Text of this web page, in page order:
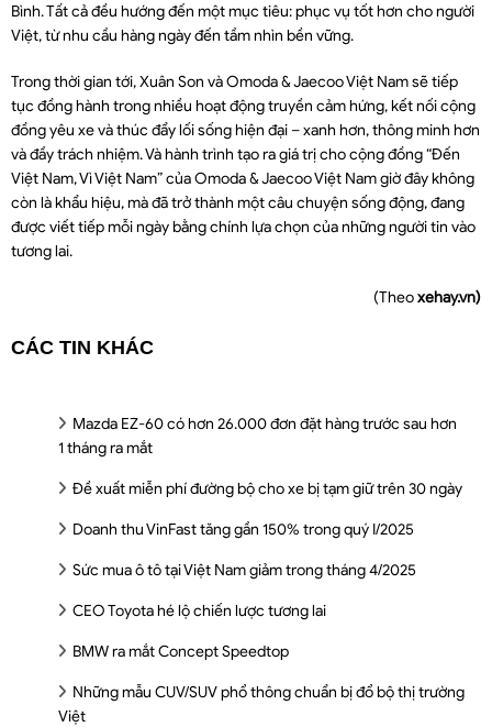
Bình. Tất cả đều hướng đến một mục tiêu: phục vụ tốt hơn cho người
Việt, từ nhu cầu hàng ngày đến tầm nhìn bền vững.
Trong thời gian tới, Xuân Son và Omoda & Jaecoo Việt Nam sẽ tiếp
tục đồng hành trong nhiều hoạt động truyền cảm hứng, kết nối cộng
đồng yêu xe và thúc đẩy lối sống hiện đại – xanh hơn, thông minh hơn
và đầy trách nhiệm. Và hành trình tạo ra giá trị cho cộng đồng “Đến
Việt Nam, Vì Việt Nam” của Omoda & Jaecoo Việt Nam giờ đây không
còn là khẩu hiệu, mà đã trở thành một câu chuyện sống động, đang
được viết tiếp mỗi ngày bằng chính lựa chọn của những người tin vào
tương lai.
(Theoxehay.vn)
CÁC TIN KHÁC
Mazda EZ-60 có hơn 26.000 đơn đặt hàng trước sau hơn
1 tháng ra mắt
Đề xuất miễn phí đường bộ cho xe bị tạm giữ trên 30 ngày
Doanh thu VinFast tăng gần 150% trong quý I/2025
Sức mua ô tô tại Việt Nam giảm trong tháng 4/2025
CEO Toyota hé lộ chiến lược tương lai
BMW ra mắt Concept Speedtop
Những mẫu CUV/SUV phổ thông chuẩn bị đổ bộ thị trường
Việt